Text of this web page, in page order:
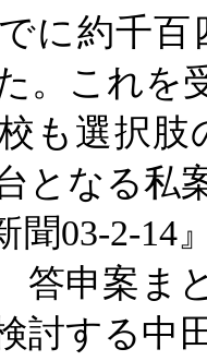
に約千
。これを
も選択
となる私
聞03-2-
答申案ま
討する中